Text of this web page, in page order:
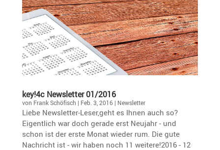
key!4c Newsletter 01/2016
von Frank Schöfisch | Feb. 3, 2016| Newsletter
Liebe Newsletter-Leser,geht es Ihnen auch so?
Eigentlich war doch gerade erst Neujahr - und
schon ist der erste Monat wieder rum. Die gute
Nachricht ist - wir haben noch 11 weitere!2016 - 12